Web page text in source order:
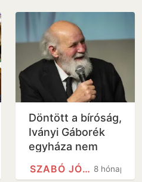
Gábort
Döntött a bíróság,
Iványi Gáborék
egyháza nem
kapja vissza
egyházi státuszát
8 hónap
SZABÓ JÓZSEF (LABDARÚGÓ, 1940)